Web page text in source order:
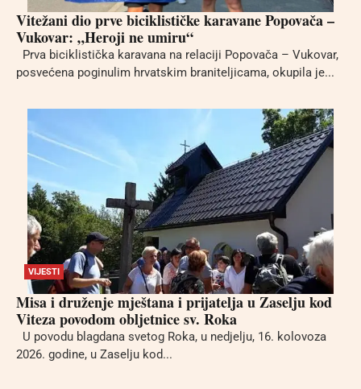
Vitežani dio prve biciklističke karavane Popovača –
Vukovar: „Heroji ne umiru“
Prva biciklistička karavana na relaciji Popovača – Vukovar,
posvećena poginulim hrvatskim braniteljicama, okupila je...
VIJESTI
Misa i druženje mještana i prijatelja u Zaselju kod
Viteza povodom obljetnice sv. Roka
U povodu blagdana svetog Roka, u nedjelju, 16. kolovoza
2026. godine, u Zaselju kod...